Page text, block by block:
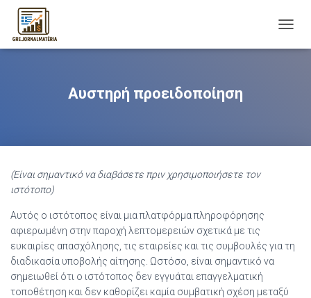
O
Αυστηρή προειδοποίηση
(Είναι σημαντικό να διαβάσετε πριν χρησιμοποιήσετε τον
ιστότοπο)
Αυτός ο ιστότοπος είναι μια πλατφόρμα πληροφόρησης
αφιερωμένη στην παροχή λεπτομερειών σχετικά με τις
ευκαιρίες απασχόλησης, τις εταιρείες και τις συμβουλές για τη
διαδικασία υποβολής αίτησης. Ωστόσο, είναι σημαντικό να
σημειωθεί ότι ο ιστότοπος δεν εγγυάται επαγγελματική
τοποθέτηση και δεν καθορίζει καμία συμβατική σχέση μεταξύ